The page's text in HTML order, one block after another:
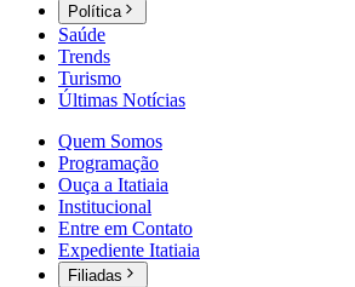
Política
Saúde
Trends
Turismo
Últimas Notícias
Quem Somos
Programação
Ouça a Itatiaia
Institucional
Entre em Contato
Expediente Itatiaia
Filiadas